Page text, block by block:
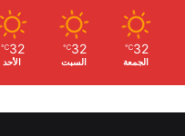
32
℃
الجمعة
32
℃
السبت
32
℃
الأحد